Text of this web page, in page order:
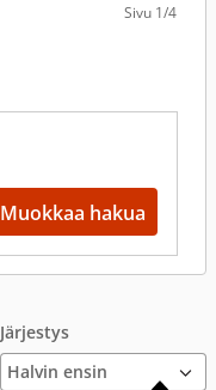
Sivu 1/4
Muokkaa hakua
Järjestys